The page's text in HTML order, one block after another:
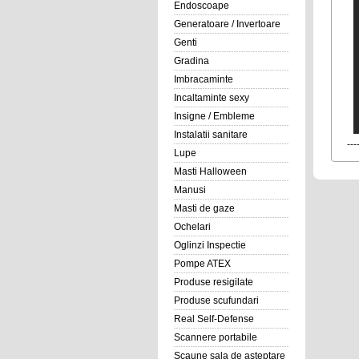
Endoscoape
Generatoare / Invertoare
Genti
Gradina
Imbracaminte
Incaltaminte sexy
Insigne / Embleme
Instalatii sanitare
Lupe
Masti Halloween
Manusi
Masti de gaze
Ochelari
Oglinzi Inspectie
Pompe ATEX
Produse resigilate
Produse scufundari
Real Self-Defense
Scannere portabile
Scaune sala de asteptare
----